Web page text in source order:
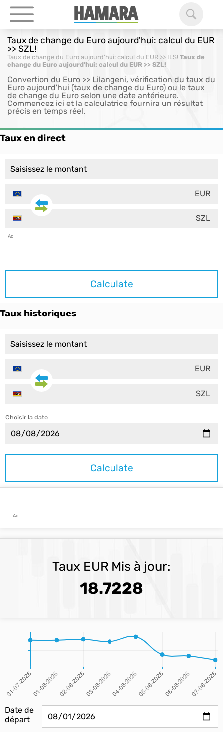
Taux de change du Euro aujourd'hui: calcul du EUR
>> SZL!
Taux de change du Euro aujourd’hui: calcul du EUR >> ILS! Taux de
change du Euro aujourd’hui: calcul du EUR >> SZL!
Convertion du Euro >> Lilangeni, vérification du taux du
Euro aujourd'hui (taux de change du Euro) ou le taux
de change du Euro selon une date antérieure.
Commencez ici et la calculatrice fournira un résultat
précis en temps réel.
Taux en direct
EUR
SZL
Ad
Calculate
Taux historiques
EUR
SZL
Choisir la date
Ad
Taux EUR Mis à jour:
18.7228
Date de
départ